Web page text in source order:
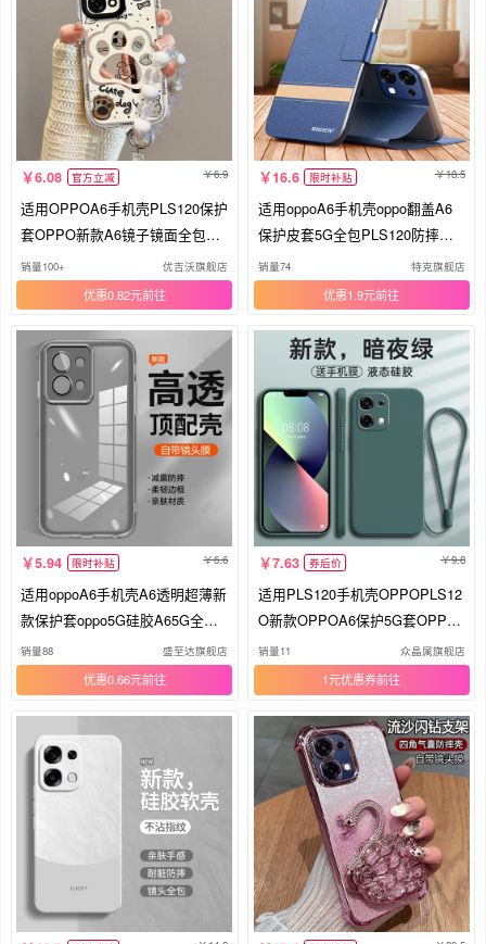
6.08 官方立减 6.9
适用OPPOA6手机壳PLS120保护
套OPPO新款A6镜子镜面全包防
摔5G高级感OPPOPLS外壳OPA
0PP0OPPA65G男女小狗爪印
销量100+ 优吉沃旗舰店
优惠0.82元
16.6 限时补贴 18.5
适用oppoA6手机壳oppo翻盖A6
保护皮套5G全包PLS120防摔磨
砂硅胶软壳opa6男女65g老年人o
ppopls可放卡新款妈妈
销量74 特克旗舰店
优惠1.9元
5.94 限时补贴 6.6
适用oppoA6手机壳A6透明超薄新
款保护套oppo5G硅胶A65G全包P
LS120防摔0pp0男女oppa高级感o
popa简约opa软外壳
销量88 盛至达旗舰店
优惠0.66元
7.63 券后价 9.8
适用PLS120手机壳OPPOPLS12
O新款OPPOA6保护5G套OPPA6
5G液态硅胶OPPO全包防摔A65
G女0PP0OPOPA男OPA外壳后
壳
销量11 众晶属旗舰店
1元优惠券